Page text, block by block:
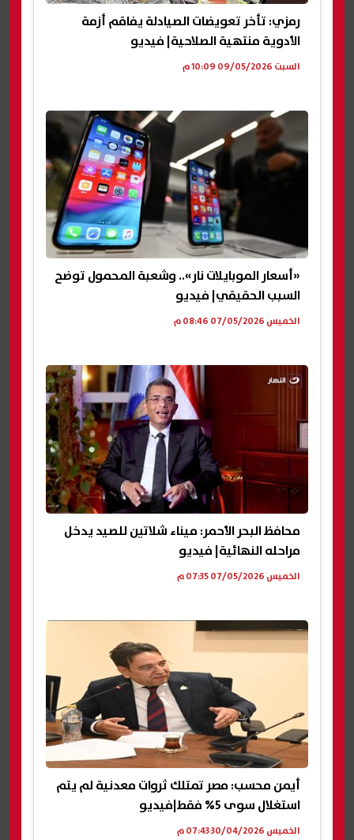
رمزي: تأخر تعويضات الصيادلة يفاقم أزمة
الأدوية منتهية الصلاحية| فيديو
السبت 09/05/2026 10:09 م
«أسعار الموبايلات نار».. وشعبة المحمول توضح
السبب الحقيقي| فيديو
الخميس 07/05/2026 08:46 م
محافظ البحر الأحمر: ميناء شلاتين للصيد يدخل
مراحله النهائية| فيديو
الخميس 07/05/2026 07:35 م
أيمن محسب: مصر تمتلك ثروات معدنية لم يتم
استغلال سوى 5% فقط|فيديو
الخميس 30/04/2026 07:43 م